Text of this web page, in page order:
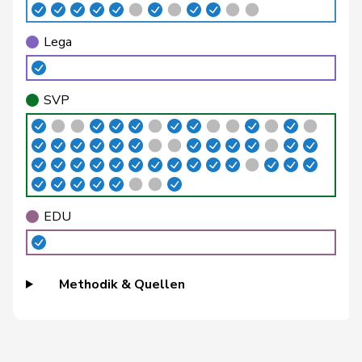
Bregy
Matthias
Mitte
Brenzikofer Florence GRÜNE G
BL
Brunner
Büchel
Roland
Rino
SVP V
Buffat Michaël SVP V VD
Bulliard-
Marbach
Burgherr Thomas
Lega
SVP
EDU
Methodik & Quellen